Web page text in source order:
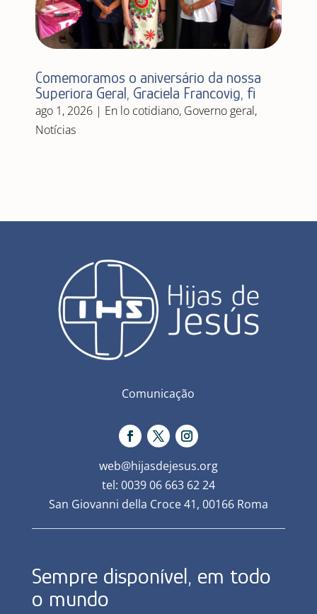
Comemoramos o aniversário da nossa
Superiora Geral, Graciela Francovig, fi
ago 1, 2026| En lo cotidiano, Governo geral,
Notícias
Comunicação
web@hijasdejesus.org
tel: 0039 06 663 62 24
San Giovanni della Croce 41, 00166 Roma
Sempre disponível, em todo
o mundo